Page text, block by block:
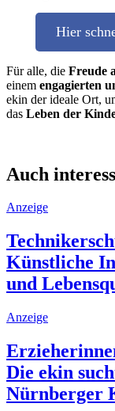
Hier
Für alle, die Freude
einem engagierten
ekin der ideale Ort,
das Leben der
Auch
Anzeige
Künstliche
und
Anzeige
Die ekin
Nürnberger